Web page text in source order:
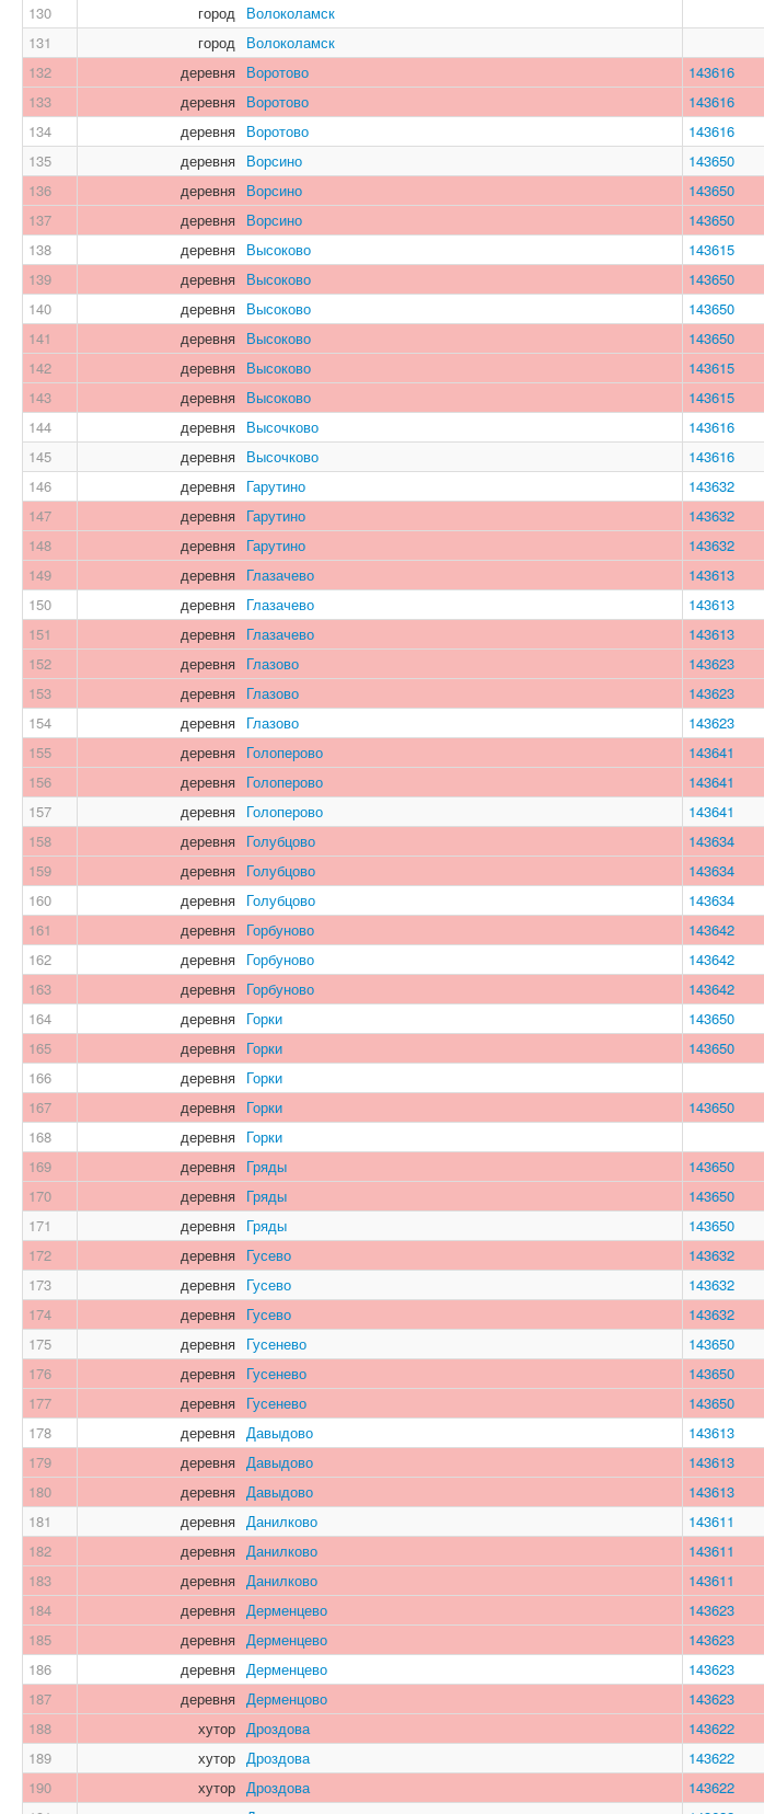
130
город Волоколамск
131
город Волоколамск
132
деревня Воротово 143616
133
деревня Воротово 143616
134
деревня Воротово 143616
135
деревня Ворсино 143650
136
деревня Ворсино 143650
137
деревня Ворсино 143650
138
деревня Высоково 143615
139
деревня Высоково 143650
140
деревня Высоково 143650
141
деревня Высоково 143650
142
деревня Высоково 143615
143
деревня Высоково 143615
144
деревня Высочково 143616
145
деревня Высочково 143616
146
деревня Гарутино 143632
147
деревня Гарутино 143632
148
деревня Гарутино 143632
149
деревня Глазачево 143613
150
деревня Глазачево 143613
151
деревня Глазачево 143613
152
деревня Глазово 143623
153
деревня Глазово 143623
154
деревня Глазово 143623
155
деревня Голоперово 143641
156
деревня Голоперово 143641
157
деревня Голоперово 143641
158
деревня Голубцово 143634
159
деревня Голубцово 143634
160
деревня Голубцово 143634
161
деревня Горбуново 143642
162
деревня Горбуново 143642
163
деревня Горбуново 143642
164
деревня Горки 143650
165
деревня Горки 143650
166
деревня Горки
167
деревня Горки 143650
168
деревня Горки
169
деревня Гряды 143650
170
деревня Гряды 143650
171
деревня Гряды 143650
172
деревня Гусево 143632
173
деревня Гусево 143632
174
деревня Гусево 143632
175
деревня Гусенево 143650
176
деревня Гусенево 143650
177
деревня Гусенево 143650
178
деревня Давыдово 143613
179
деревня Давыдово 143613
180
деревня Давыдово 143613
181
деревня Данилково 143611
182
деревня Данилково 143611
183
деревня Данилково 143611
184
деревня Дерменцево 143623
185
деревня Дерменцево 143623
186
деревня Дерменцево 143623
187
деревня Дерменцово 143623
188
хутор Дроздова 143622
189
хутор Дроздова 143622
190
хутор Дроздова 143622